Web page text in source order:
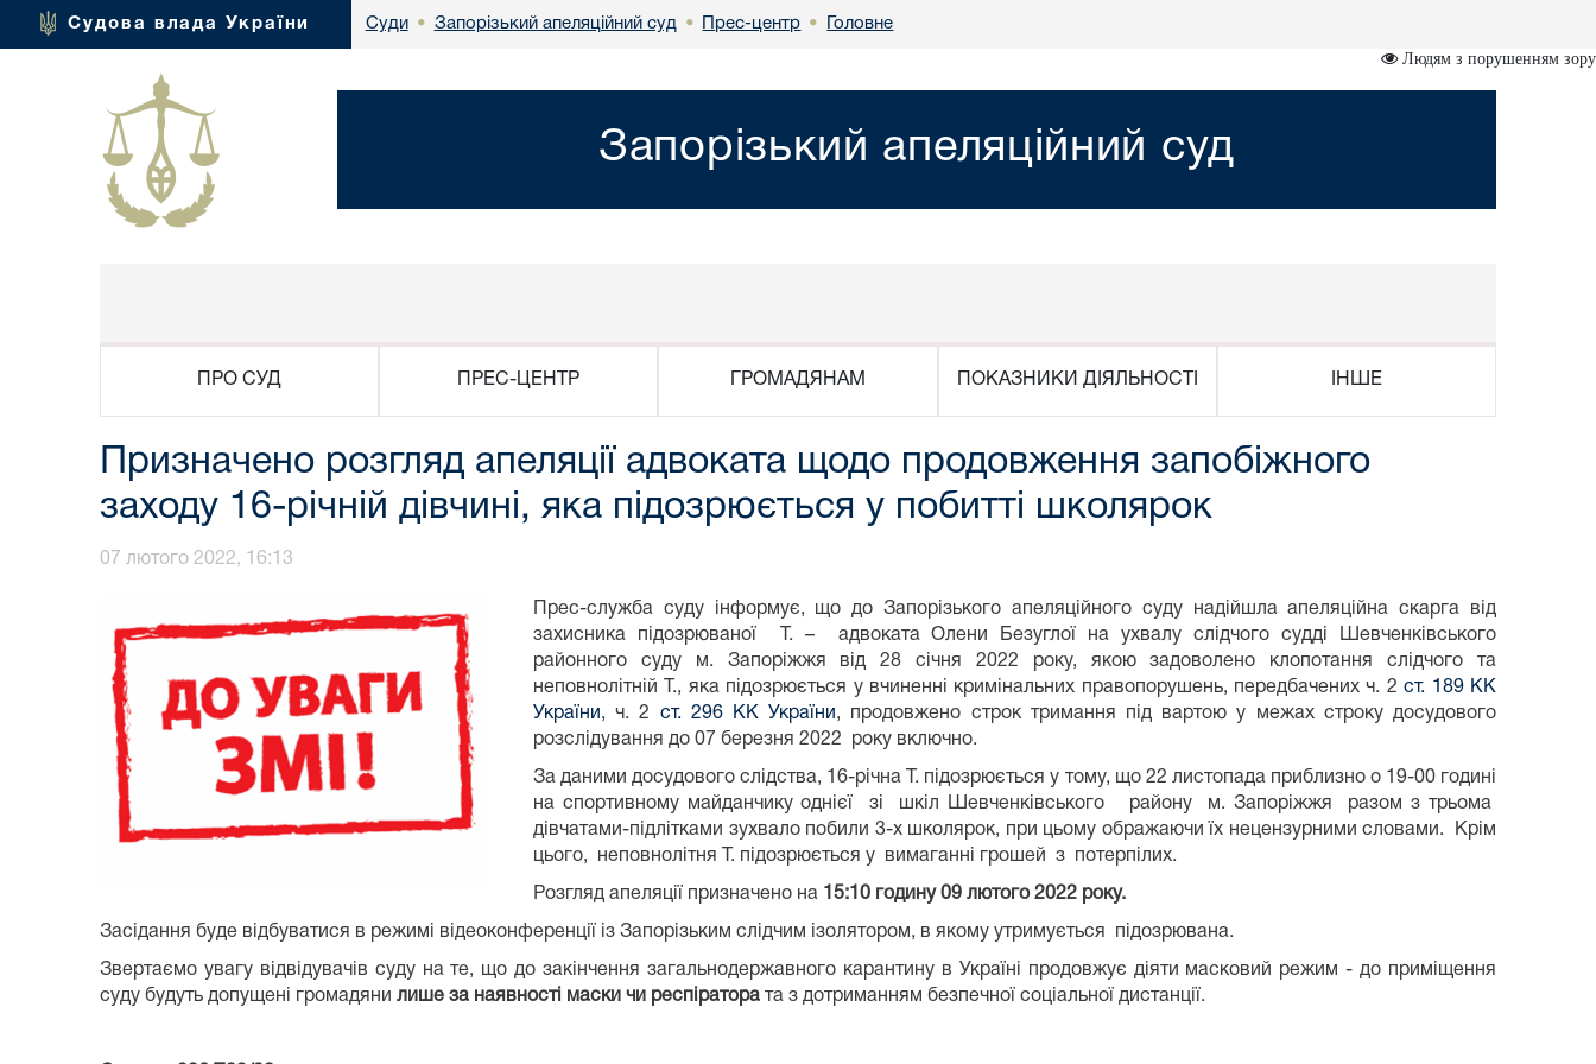
Судова влада України Суди • Запорізький апеляційний суд • Прес-центр • Головне
Людям з порушенням зору
Запорізький апеляційний суд
ПРО СУД ПРЕС-ЦЕНТР ГРОМАДЯНАМ ПОКАЗНИКИ ДІЯЛЬНОСТІ ІНШЕ
Призначено розгляд апеляції адвоката щодо продовження запобіжного
заходу 16-річній дівчині, яка підозрюється у побитті школярок
07 лютого 2022, 16:13
Прес-служба суду інформує, що до Запорізького апеляційного суду надійшла апеляційна скарга від
захисника підозрюваної Т. – адвоката Олени Безуглої на ухвалу слідчого судді Шевченківського
районного суду м. Запоріжжя від 28 січня 2022 року, якою задоволено клопотання слідчого та
неповнолітній Т., яка підозрюється у вчиненні кримінальних правопорушень, передбачених ч. 2ст. 189 КК
України, ч. 2 ст. 296 КК України, продовжено строк тримання під вартою у межах строку досудового
розслідування до 07 березня 2022 року включно.
За даними досудового слідства, 16-річна Т. підозрюється у тому, що 22 листопада приблизно о 19-00 годині
на спортивному майданчику однієї зі шкіл Шевченківського району м. Запоріжжя разом з трьома
дівчатами-підлітками зухвало побили 3-х школярок, при цьому ображаючи їх нецензурними словами. Крім
цього, неповнолітня Т. підозрюється у вимаганні грошей з потерпілих.
Розгляд апеляції призначено на 1 5:10 годину 09 лютого2022 року.
Засідання буде відбуватися в режимі відеоконференції із Запорізьким слідчим ізолятором, в якому утримується підозрювана.
Звертаємо увагу відвідувачів суду на те, що до закінчення загальнодержавного карантину в Україні продовжує діяти масковий режим - до приміщення
суду будуть допущені громадяни лише за наявності маски чи респіратора та з дотриманням безпечної соціальної дистанції.